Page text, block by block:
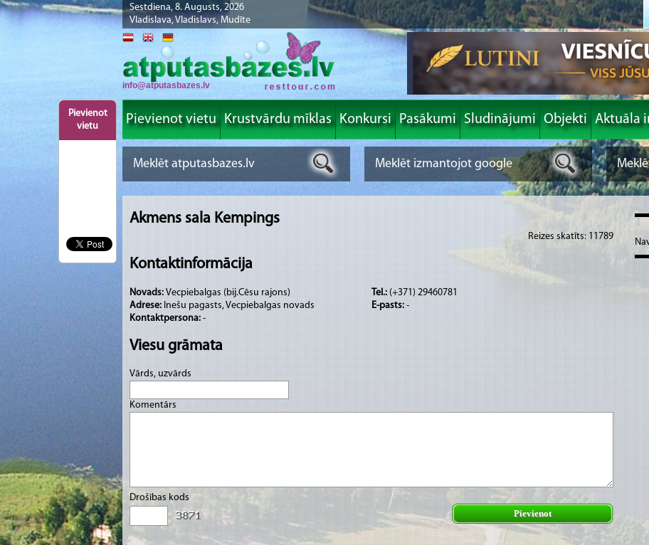
Sestdiena, 8. Augusts, 2026
Vladislava, Vladislavs, Mudīte
Pievienot
vietu
info@atputasbazes.lv
Pievienot vietu Krustvārdu mīklas Konkursi Pasākumi Sludinājumi Objekti Aktuāla
Akmens sala Kempings
Reizes skatīts: 11789
Kontaktinformācija
Novads: Vecpiebalgas (bij.Cēsu rajons)
Adrese: Inešu pagasts, Vecpiebalgas novads
Kontaktpersona: -
Tel.: (+371) 29460781
E-pasts: -
Viesu grāmata
Vārds, uzvārds
Komentārs
Drošības kods
Pievienot